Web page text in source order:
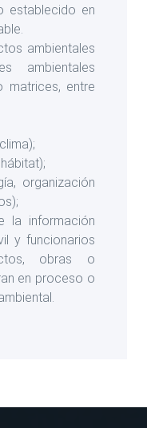
establecido en
ambientales
ambientales
matrices, entre
organización
la información
y funcionarios
obras o
en proceso o